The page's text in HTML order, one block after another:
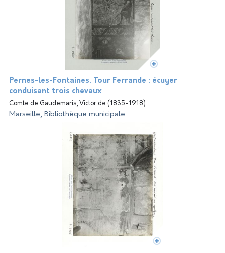
Pernes-les-Fontaines. Tour Ferrande : écuyer
conduisant trois chevaux
Comte de Gaudemaris, Victor de (1835-1918)
Marseille, Bibliothèque municipale